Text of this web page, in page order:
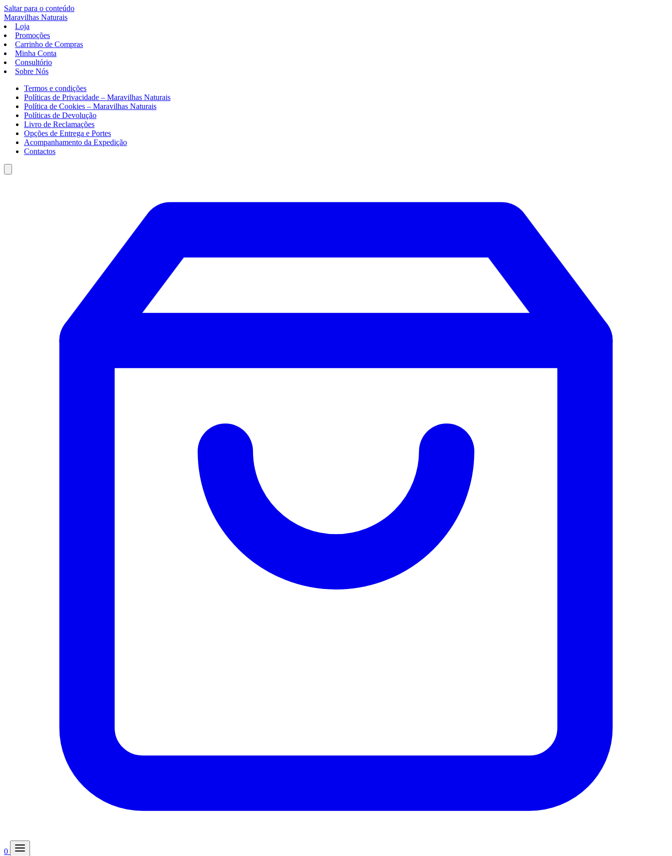
Saltar para o conteúdo
Maravilhas Naturais
Loja
Promoções
Carrinho de Compras
Minha Conta
Consultório
Sobre Nós
Termos e condições
Políticas de Privacidade – Maravilhas Naturais
Política de Cookies – Maravilhas Naturais
Políticas de Devolução
Livro de Reclamações
Opções de Entrega e Portes
Acompanhamento da Expedição
Contactos
0